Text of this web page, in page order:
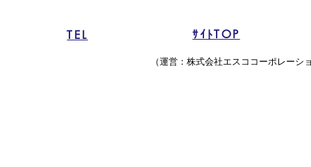
TEL ｻｲﾄTOP
（運営：株式会社エスココーポレーシ